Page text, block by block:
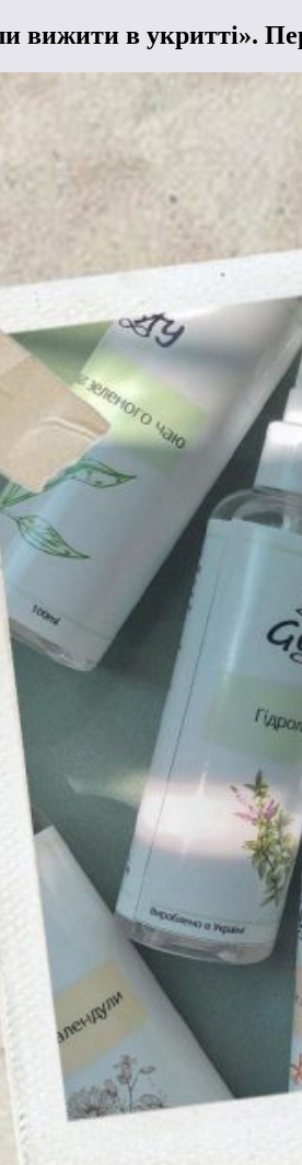
вижити в укритті».